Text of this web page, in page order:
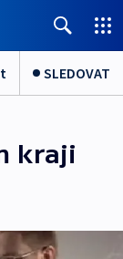
SLEDOVAT
kraji